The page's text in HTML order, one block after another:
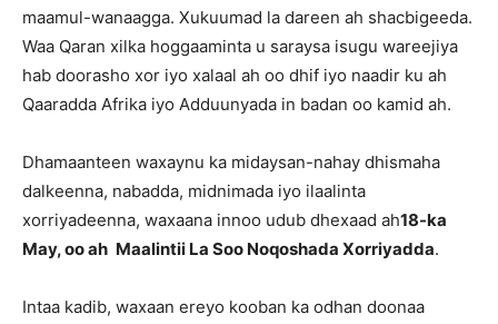
maamul-wanaagga. Xukuumad la dareen ah shacbigeeda.
Waa Qaran xilka hoggaaminta u saraysa isugu wareejiya
hab doorasho xor iyo xalaal ah oo dhif iyo naadir ku ah
Qaaradda Afrika iyo Adduunyada in badan oo kamid ah.
Dhamaanteen waxaynu ka midaysan-nahay dhismaha
dalkeenna, nabadda, midnimada iyo ilaalinta
xorriyadeenna, waxaana innoo udub dhexaad ah18-ka
May, oo ah Maalintii La Soo Noqoshada Xorriyadda.
Intaa kadib, waxaan ereyo kooban ka odhan doonaa